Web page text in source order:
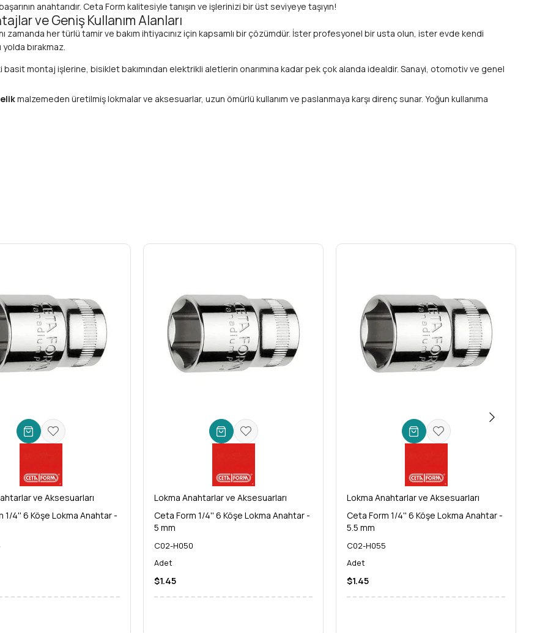
anahtarıdır. Ceta Form kalitesiyle tanışın ve işlerinizi bir üst seviyeye taşıyın!
ve Geniş Kullanım Alanları
zamanda her türlü tamir ve bakım ihtiyacınız için kapsamlı bir çözümdür. İster profesyonel bir usta olun, ister evde kendi
bırakmaz.
montaj işlerine, bisiklet bakımından elektrikli aletlerin onarımına kadar pek çok alanda idealdir. Sanayi, otomotiv ve genel
malzemeden üretilmiş lokmalar ve aksesuarlar, uzun ömürlü kullanım ve paslanmaya karşı direnç sunar. Yoğun kullanıma
bir ölçüdür.
yüksek kaliteliKrom Vanadyum (CrV) Çelikalaşımından üretilmiştir. Bu malzeme, yüksek tork dayanımı, aşınma
ergonomik tutuş sağlayan kaymaz bir kaplamaya sahiptir, bu da uzun süreli kullanımlarda bile konforunuzdan ödün
kalitesi ve güvencesiyle öne çıkar. Bir el aleti seçimi, sadece bugünün değil, yarının da yatırımını yapmaktır. Ceta Form, yılların
Takımını Sepetinize Ekleyin!
iyi sonuçları elde etmek için daha ne bekliyorsunuz? Ceta Form 15 Parça 1/4'' 6 Köşe Lokma Takımı (Pratik Çanta)
, hem
yardımcısı olmaya aday. Şimdi harekete geçin, bu eşsizel aletleri seti
ile tamir ve montaj işlerinizde farkı hissedin. Kalite,
ve Aksesuarları
1/4'' 6 Köşe Lokma Anahtar -
Lokma Anahtarlar ve Aksesuarları
Ceta Form 1/4'' 6 Köşe Lokma Anahtar -
5 mm
C02-H050
Adet
$1.45
Lokma Anahtarlar ve Aksesuarları
Ceta Form 1/4'' 6 Köşe Lokma Anahtar -
5.5 mm
C02-H055
Adet
$1.45